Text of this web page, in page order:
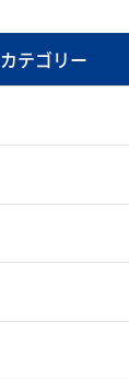
カテゴリー